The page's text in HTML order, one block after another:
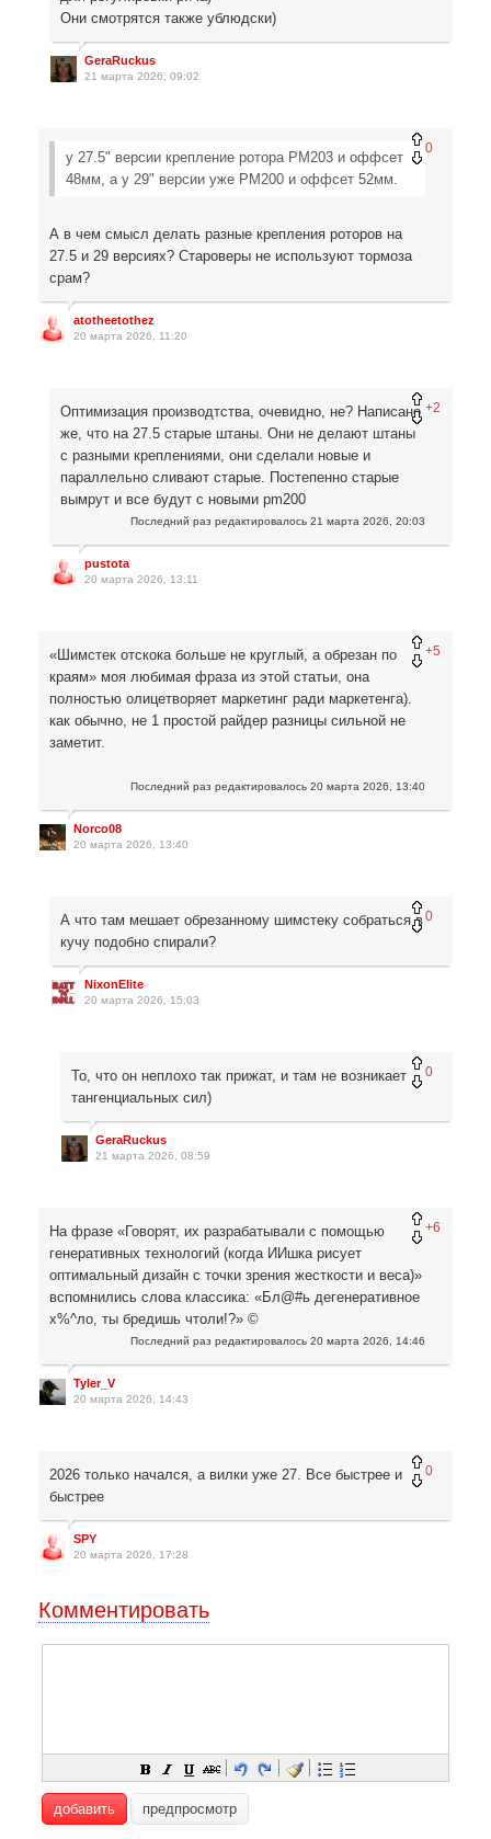
Они смотрятся также ублюдски)
GeraRuckus
21 марта 2026, 09:02
0
у 27.5" версии крепление ротора PM203 и оффсет
48мм, а у 29" версии уже PM200 и оффсет 52мм.
А в чем смысл делать разные крепления роторов на
27.5 и 29 версиях? Староверы не используют тормоза
срам?
atotheetothez
20 марта 2026, 11:20
+2
Оптимизация производтства, очевидно, не? Написано
же, что на 27.5 старые штаны. Они не делают штаны
с разными креплениями, они сделали новые и
параллельно сливают старые. Постепенно старые
вымрут и все будут с новыми pm200
Последний раз редактировалось 21 марта 2026, 20:03
pustota
20 марта 2026, 13:11
+5
«Шимстек отскока больше не круглый, а обрезан по
краям» моя любимая фраза из этой статьи, она
полностью олицетворяет маркетинг ради маркетенга).
как обычно, не 1 простой райдер разницы сильной не
заметит.
Последний раз редактировалось 20 марта 2026, 13:40
Norco08
20 марта 2026, 13:40
0
А что там мешает обрезанному шимстеку собраться в
кучу подобно спирали?
NixonElite
20 марта 2026, 15:03
0
То, что он неплохо так прижат, и там не возникает
тангенциальных сил)
GeraRuckus
21 марта 2026, 08:59
+6
На фразе «Говорят, их разрабатывали с помощью
генеративных технологий (когда ИИшка рисует
оптимальный дизайн с точки зрения жесткости и веса)»
вспомнились слова классика: «Бл@#ь дегенеративное
x%^ло, ты бредишь чтоли!?» ©
Последний раз редактировалось 20 марта 2026, 14:46
Tyler_V
20 марта 2026, 14:43
0
2026 только начался, а вилки уже 27. Все быстрее и
быстрее
SPY
20 марта 2026, 17:28
Комментировать
добавить предпросмотр